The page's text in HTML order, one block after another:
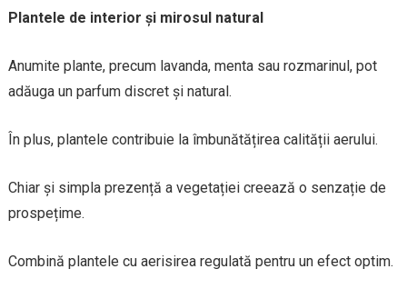
Plantele de interior și mirosul natural
Anumite plante, precum lavanda, menta sau rozmarinul, pot
adăuga un parfum discret și natural.
În plus, plantele contribuie la îmbunătățirea calității aerului.
Chiar și simpla prezență a vegetației creează o senzație de
prospețime.
Combină plantele cu aerisirea regulată pentru un efect optim.